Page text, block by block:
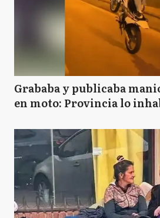
Grababa y publicaba
en moto: Provincia lo